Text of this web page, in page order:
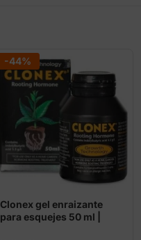
-44%
Clonex gel enraizante
para esquejes 50 ml |